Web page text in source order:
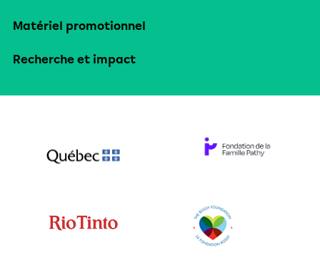
Matériel promotionnel
Recherche et impact